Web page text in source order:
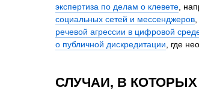
экспертиза по делам о клевете ,
социальных сетей и мессенджеров
речевой агрессии в цифровой
о публичной дискредитации , где
СЛУЧАИ, В